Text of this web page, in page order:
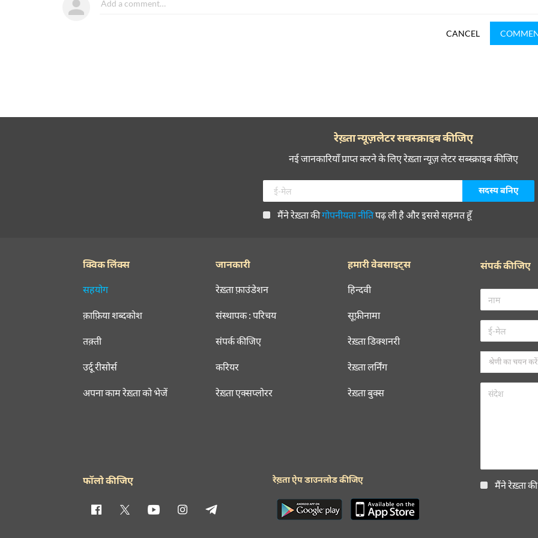
CANCEL
रेख़्ता न्यूज़लेटर सबस्क्राइब कीजिए
नई जानकारियाँ प्राप्त करने के लिए रेख़्ता न्यूज़ लेटर सब्स्क्राइब कीजिए
मैंने रेख़्ता कीगोपनीयता नीतिपढ़ ली है और इससे सहमत हूँ
क्विक लिंक्स
सहयोग
क़ाफ़िया शब्दकोश
तक़्ती
उर्दू रीसोर्स
अपना काम रेख़्ता को भेजें
जानकारी
रेख़्ता फ़ाउंडेशन
संस्थापक : परिचय
संपर्क कीजिए
करियर
रेख़्ता एक्सप्लोरर
हमारी वेबसाइट्स
हिन्दवी
सूफ़ीनामा
रेख़्ता डिक्शनरी
रेख़्ता लर्निंग
रेख़्ता बुक्स
संपर्क कीजिए
मैंने रेख़्ता
फॉलो कीजिए रेख़्ता ऐप डाउनलोड कीजिए